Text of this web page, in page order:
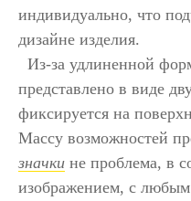
индивидуально, что
дизайне изделия.
Из-за удлиненной
представлено в виде
фиксируется на
Массу возможностей
значки не проблема, в
изображением, с